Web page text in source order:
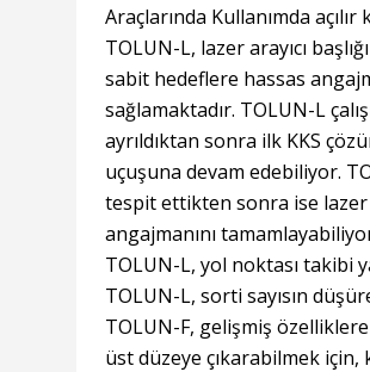
Araçlarında Kullanımda
TOLUN-L, lazer arayıcı
sabit hedeflere hassas
sağlamaktadır. TOLUN-L
ayrıldıktan sonra ilk KKS
uçuşuna devam edebiliyor.
tespit ettikten sonra ise lazer
angajmanını
TOLUN-L, yol noktası takibi
TOLUN-L, sorti sayısın
TOLUN-F, gelişmiş
üst düzeye çıkarabilmek